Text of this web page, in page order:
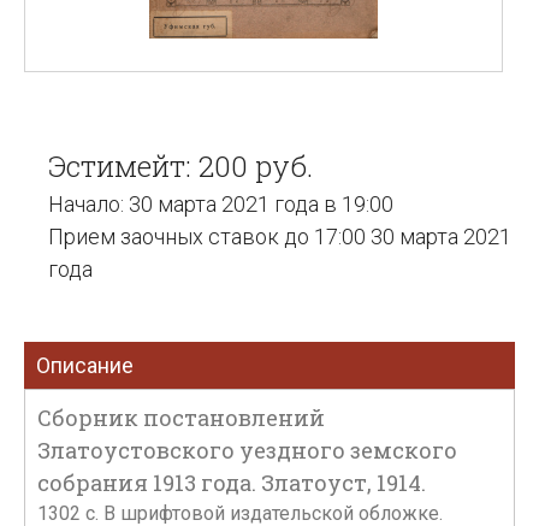
Эстимейт: 200 руб.
Начало: 30 марта 2021 года в 19:00
Прием заочных ставок до 17:00 30 марта 2021
года
Описание
Сборник постановлений
Златоустовского уездного земского
собрания 1913 года. Златоуст, 1914.
1302 с. В шрифтовой издательской обложке.